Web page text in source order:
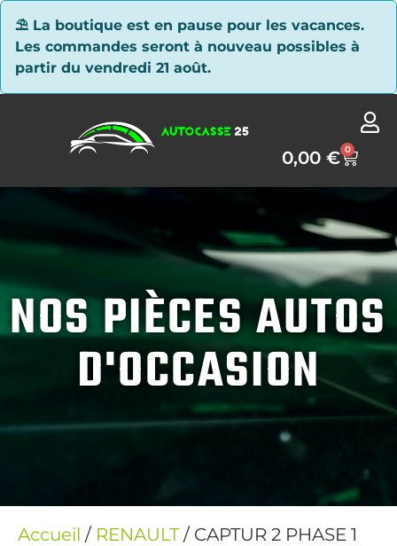
⛱ La boutique est en pause pour les vacances.
Les commandes seront à nouveau possibles à
partir du vendredi 21 août.
0,00€ 0
NOS PIÈCES AUTOS
D'OCCASION
Accueil / RENAULT/ CAPTUR 2 PHASE 1
Panneau de gestion des cookies